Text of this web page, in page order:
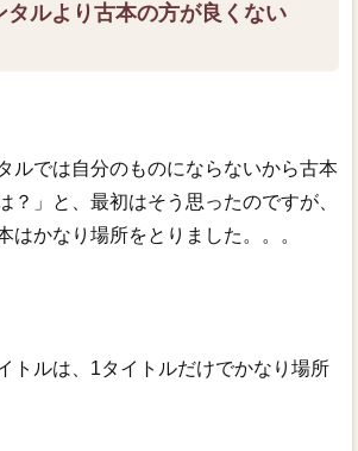
タルより古本の方が良くない
ルでは自分のものにならないから古本
？」と、最初はそう思ったのですが、
はかなり場所をとりました。。。
トルは、1タイトルだけでかなり場所